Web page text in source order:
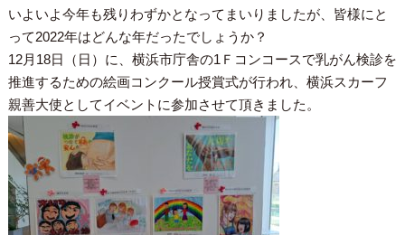
いよいよ今年も残りわずかとなってまいりましたが、皆様にと
って2022年はどんな年だったでしょうか？
12月18日（日）に、横浜市庁舎の1Ｆコンコースで乳がん検診を
推進するための絵画コンクール授賞式が行われ、横浜スカーフ
親善大使としてイベントに参加させて頂きました。